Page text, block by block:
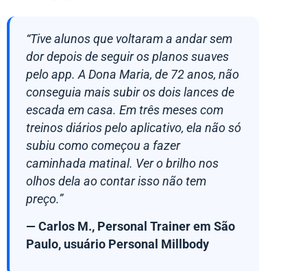
“Tive alunos que voltaram a andar sem
dor depois de seguir os planos suaves
pelo app. A Dona Maria, de 72 anos, não
conseguia mais subir os dois lances de
escada em casa. Em três meses com
treinos diários pelo aplicativo, ela não só
subiu como começou a fazer
caminhada matinal. Ver o brilho nos
olhos dela ao contar isso não tem
preço.”
— Carlos M., Personal Trainer em São
Paulo, usuário Personal Millbody